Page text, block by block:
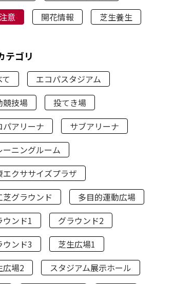
注意
開花情報 芝生養生
テゴリ
エコパスタジアム
競技場
投てき場
パアリーナ
サブアリーナ
ーニングルーム
エクササイズプラザ
芝グラウンド
多目的運動広場
ウンド1
グラウンド2
ウンド3
芝生広場1
広場2
スタジアム展示ホール